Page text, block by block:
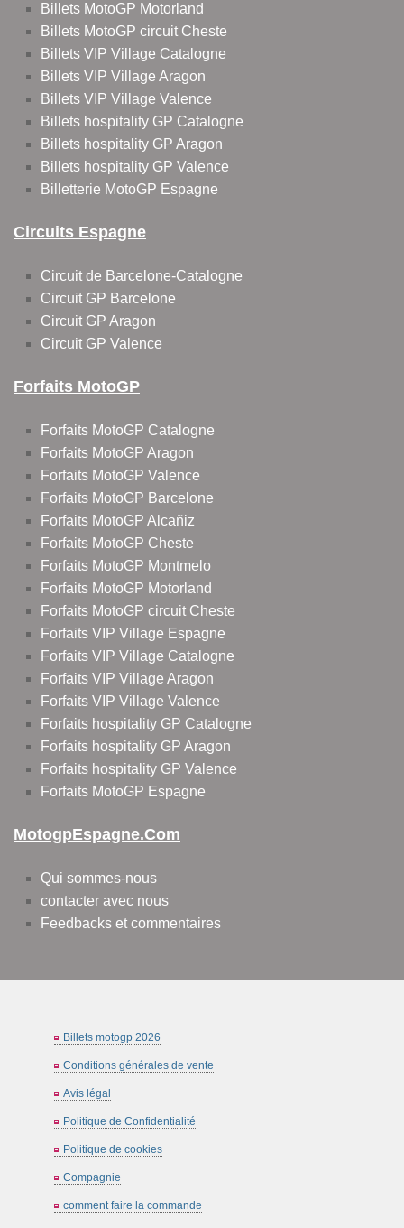
Billets MotoGP Motorland
Billets MotoGP circuit Cheste
Billets VIP Village Catalogne
Billets VIP Village Aragon
Billets VIP Village Valence
Billets hospitality GP Catalogne
Billets hospitality GP Aragon
Billets hospitality GP Valence
Billetterie MotoGP Espagne
Circuits Espagne
Circuit de Barcelone-Catalogne
Circuit GP Barcelone
Circuit GP Aragon
Circuit GP Valence
Forfaits MotoGP
Forfaits MotoGP Catalogne
Forfaits MotoGP Aragon
Forfaits MotoGP Valence
Forfaits MotoGP Barcelone
Forfaits MotoGP Alcañiz
Forfaits MotoGP Cheste
Forfaits MotoGP Montmelo
Forfaits MotoGP Motorland
Forfaits MotoGP circuit Cheste
Forfaits VIP Village Espagne
Forfaits VIP Village Catalogne
Forfaits VIP Village Aragon
Forfaits VIP Village Valence
Forfaits hospitality GP Catalogne
Forfaits hospitality GP Aragon
Forfaits hospitality GP Valence
Forfaits MotoGP Espagne
MotogpEspagne.com
Qui sommes-nous
contacter avec nous
Feedbacks et commentaires
Billets motogp 2026
Conditions générales de vente
Avis légal
Politique de Confidentialité
Politique de cookies
Compagnie
comment faire la commande